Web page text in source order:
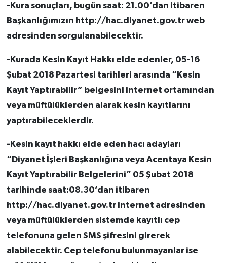
-Kura sonuçları, bugün saat: 21.00’dan itibaren
Başkanlığımızın http://hac.diyanet.gov.tr web
adresinden sorgulanabilecektir.
-Kurada Kesin Kayıt Hakkı elde edenler, 05-16
Şubat 2018 Pazartesi tarihleri arasında “Kesin
Kayıt Yaptırabilir” belgesini internet ortamından
veya müftülüklerden alarak kesin kayıtlarını
yaptırabileceklerdir.
-Kesin kayıt hakkı elde eden hacı adayları
“Diyanet İşleri Başkanlığına veya Acentaya Kesin
Kayıt Yaptırabilir Belgelerini” 05 Şubat 2018
tarihinde saat:08.30’dan itibaren
http://hac.diyanet.gov.tr internet adresinden
veya müftülüklerden sistemde kayıtlı cep
telefonuna gelen SMS şifresini girerek
alabilecektir. Cep telefonu bulunmayanlar ise